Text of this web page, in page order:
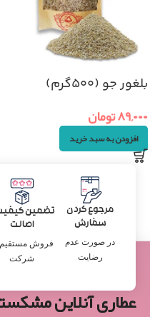
بلغور جو (۵۰۰گرم)
۸۹,۰۰۰تومان
افزودن به سبد خرید
مرجوع کردن
سفارش
در صورت عدم
رضایت
تضمین
اصالت
فروش مستقیم
شرکت
عطاری آنلاین